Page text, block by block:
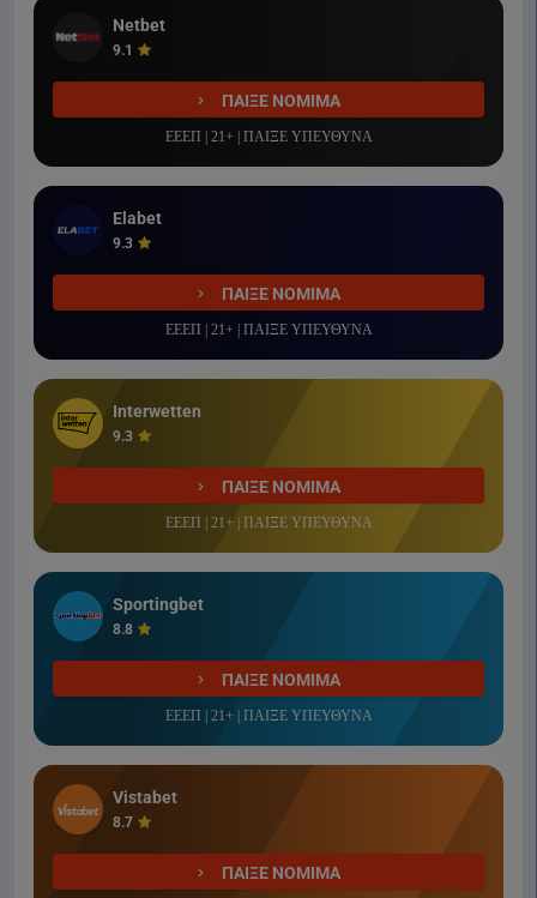
Netbet
9.1
ΠΑΙΞΕ ΝΟΜΙΜΑ
ΕΕΕΠ | 21+ | ΠΑΙΞΕ ΥΠΕΥΘΥΝΑ
Elabet
9.3
ΠΑΙΞΕ ΝΟΜΙΜΑ
ΕΕΕΠ | 21+ | ΠΑΙΞΕ ΥΠΕΥΘΥΝΑ
Interwetten
9.3
ΠΑΙΞΕ ΝΟΜΙΜΑ
ΕΕΕΠ | 21+ | ΠΑΙΞΕ ΥΠΕΥΘΥΝΑ
Sportingbet
8.8
ΠΑΙΞΕ ΝΟΜΙΜΑ
ΕΕΕΠ | 21+ | ΠΑΙΞΕ ΥΠΕΥΘΥΝΑ
Vistabet
8.7
ΠΑΙΞΕ ΝΟΜΙΜΑ